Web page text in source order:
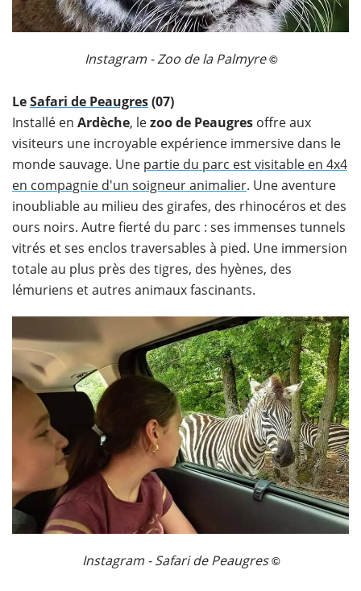
Instagram - Zoo de la Palmyre©
LeSafari de Peaugres(07)
Installé en Ardèche, lezoo de Peaugres offre aux
visiteurs une incroyable expérience immersive dans le
monde sauvage. Une partie du parc est visitable en 4x4
en compagnie d'un soigneur animalier. Une aventure
inoubliable au milieu des girafes, des rhinocéros et des
ours noirs. Autre fierté du parc : ses immenses tunnels
vitrés et ses enclos traversables à pied. Une immersion
totale au plus près des tigres, des hyènes, des
lémuriens et autres animaux fascinants.
Instagram - Safari de Peaugres©